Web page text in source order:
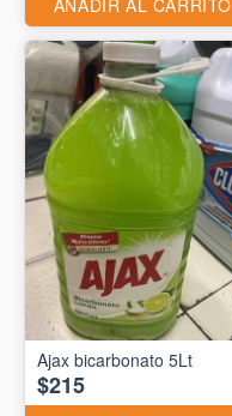
AÑADIR AL CARRITO
Ajax bicarbonato 5Lt
$215